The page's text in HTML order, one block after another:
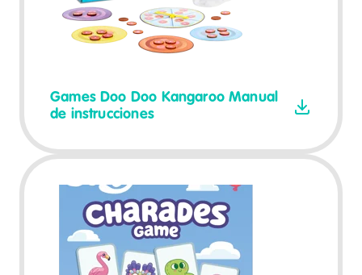
Games Doo Doo Kangaroo Manual
de instrucciones